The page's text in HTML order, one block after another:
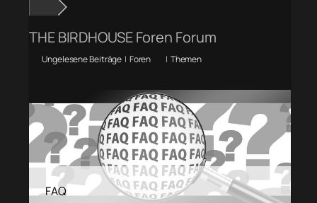
THE BIRDHOUSE Foren Forum
Ungelesene Beiträge | Foren | Themen
FAQ